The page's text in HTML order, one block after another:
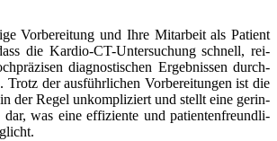
Vor­be­rei­tung und Ihre Mit­ar­beit als Pati­ent
die Kar­­dio-CT-Unter­­su­chung schnell, rei­
dia­gnos­ti­schen Ergeb­nis­sen durch­
Trotz der aus­führ­li­chen Vor­be­rei­tun­gen ist die
der Regel unkom­pli­ziert und stellt eine gerin­
dar, was eine effi­zi­en­te und pati­en­ten­freund­li­